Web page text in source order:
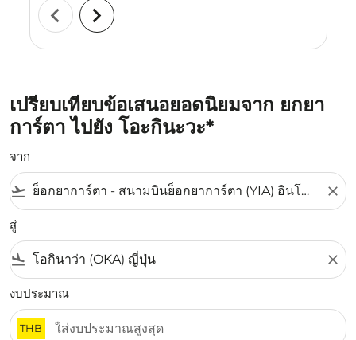
chevron_left chevron_right
เปรียบเทียบข้อเสนอยอดนิยมจาก ยกยา
การ์ตา ไปยัง โอะกินะวะ*
จาก
flight_takeoff close
สู่
flight_land close
งบประมาณ
THB